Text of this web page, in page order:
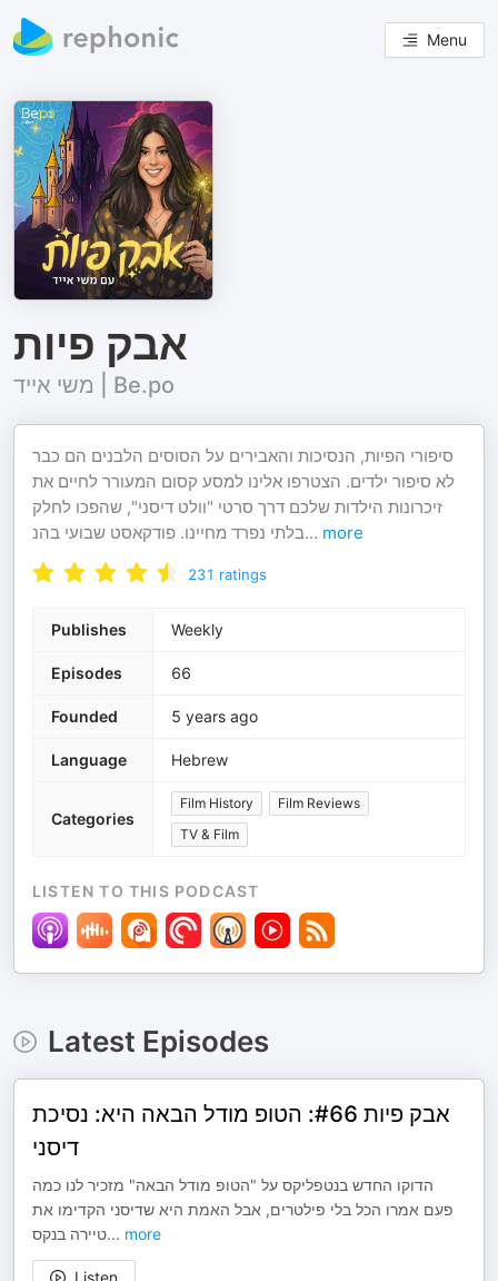
Menu
אבק פיות
משי אייד | Be.po
סיפורי הפיות, הנסיכות והאבירים על הסוסים הלבנים הם כבר
לא סיפור ילדים. הצטרפו אלינו למסע קסום המעורר לחיים את
זיכרונות הילדות שלכם דרך סרטי "וולט דיסני", שהפכו לחלק
בלתי נפרד מחיינו. פודקאסט שבועי בהנ... more
231 ratings
Publishes Weekly
Episodes 66
Founded 5 years ago
Language Hebrew
Categories
Film History
Film Reviews
TV & Film
LISTEN TO THIS PODCAST
Latest Episodes
אבק פיות #66: הטופ מודל הבאה היא: נסיכת
דיסני
הדוקו החדש בנטפליקס על "הטופ מודל הבאה" מזכיר לנו כמה
פעם אמרו הכל בלי פילטרים, אבל האמת היא שדיסני הקדימו את
טיירה בנקס... more
Listen